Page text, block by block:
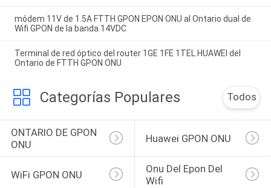
módem 11V de 1.5A FTTH GPON EPON ONU al Ontario dual de
Wifi GPON de la banda 14VDC
Terminal de red óptico del router 1GE 1FE 1TEL HUAWEI del
Ontario de FTTH GPON ONU
Categorías Populares Todos
ONTARIO DE GPON
ONU
Huawei GPON ONU
WiFi GPON ONU
Onu Del Epon Del
Wifi